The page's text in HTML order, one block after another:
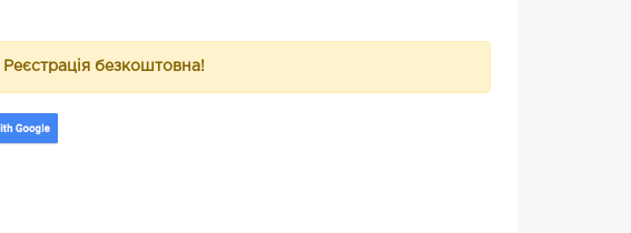
Реєстрація безкоштовна!